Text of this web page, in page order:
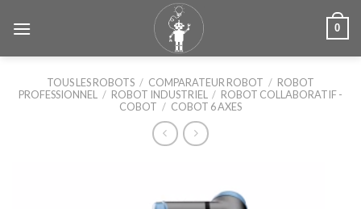
0
TOUS LES ROBOTS / COMPARATEUR ROBOT / ROBOT
PROFESSIONNEL
/ ROBOT INDUSTRIEL / ROBOT COLLABORATIF -
COBOT / COBOT 6 AXES